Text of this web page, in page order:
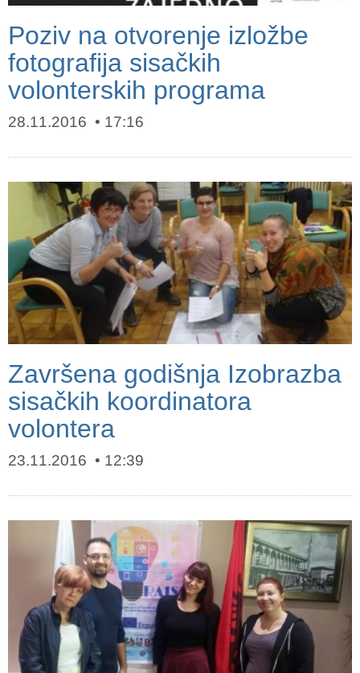
Poziv na otvorenje izložbe
fotografija sisačkih
volonterskih programa
28.11.2016 17:16
Završena godišnja Izobrazba
sisačkih koordinatora
volontera
23.11.2016 12:39